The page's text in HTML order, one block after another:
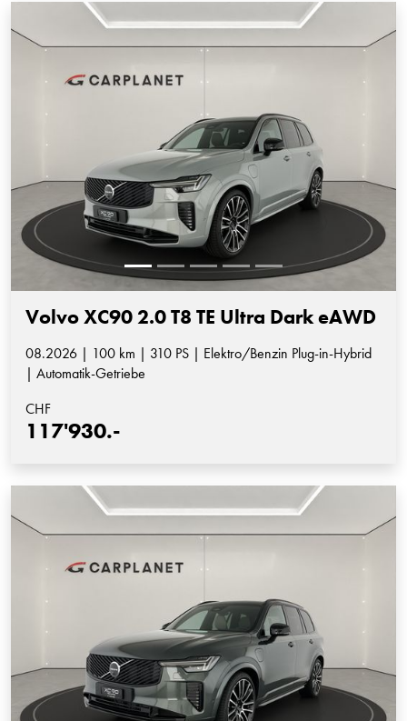
Volvo XC90 2.0 T8 TE Ultra Dark eAWD
08.2026 | 100 km | 310 PS | Elektro/Benzin Plug-in-Hybrid
| Automatik-Getriebe
CHF
117'930.-